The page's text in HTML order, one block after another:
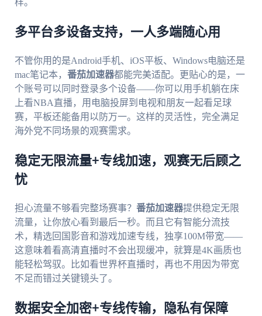
样。
多平台多设备支持，一人多端随心用
不管你用的是Android手机、iOS平板、Windows电脑还是
mac笔记本， 番茄加速器都能完美适配。更贴心的是，一
个账号可以同时登录多个设备——你可以用手机躺在床
上看NBA直播，用电脑投屏到电视和朋友一起看足球
赛，平板还能备用以防万一。这样的灵活性，完全满足
海外党不同场景的观赛需求。
稳定无限流量+专线加速，观赛无后顾之
忧
担心流量不够看完整场赛事？ 番茄加速器提供稳定无限
流量，让你放心看到最后一秒。而且它有智能分流技
术，精选回国影音和游戏加速专线，独享100M带宽——
这意味着看高清直播时不会出现缓冲，就算是4K画质也
能轻松驾驭。比如看世界杯直播时，再也不用因为带宽
不足而错过关键镜头了。
数据安全加密+专线传输，隐私有保障